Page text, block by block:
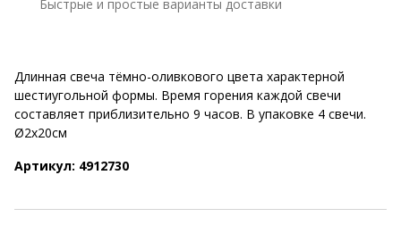
Быстрые и простые варианты доставки
Длинная свеча тёмно-оливкового цвета характерной
шестиугольной формы. Время горения каждой свечи
составляет приблизительно 9 часов. В упаковке 4 свечи.
Ø2x20см
Артикул: 4912730